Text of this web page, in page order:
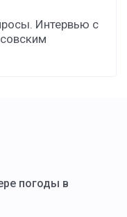
Интервью с
погоды в